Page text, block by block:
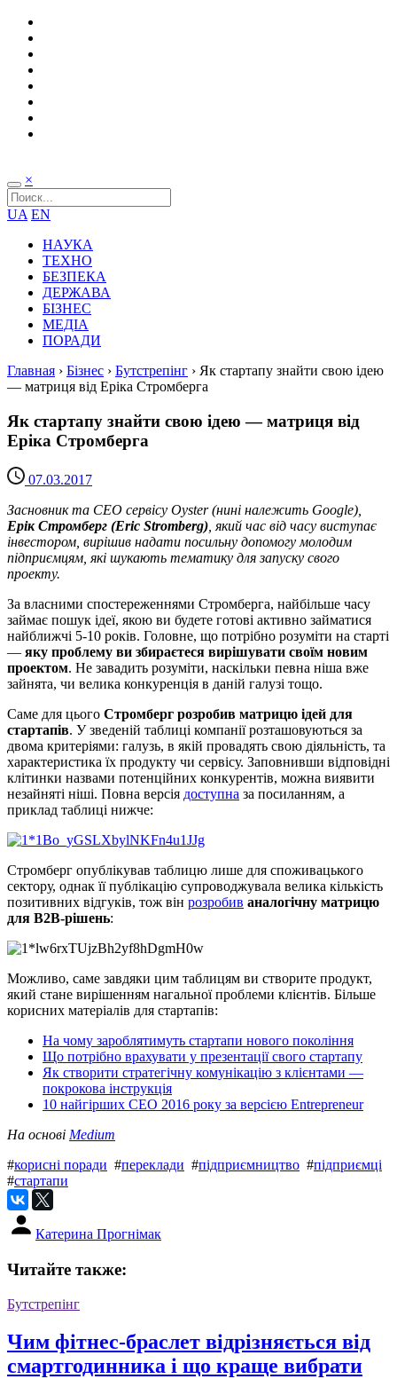
×
UA EN
НАУКА
ТЕХНО
БЕЗПЕКА
ДЕРЖАВА
БІЗНЕС
МЕДІА
ПОРАДИ
Главная › Бізнес › Бутстрепінг › Як стартапу знайти свою ідею
— матриця від Еріка Стромберга
Як стартапу знайти свою ідею — матриця від
Еріка Стромберга
07.03.2017
Засновник та CEO сервісу Oyster (нині належить Google),
Ерік Стромберг (Eric Stromberg), який час від часу виступає
інвестором, вирішив надати посильну допомогу молодим
підприємцям, які шукають тематику для запуску свого
проекту.
За власними спостереженнями Стромберга, найбільше часу
займає пошук ідеї, якою ви будете готові активно займатися
найближчі 5-10 років. Головне, що потрібно розуміти на старті
— яку проблему ви збираєтеся вирішувати своїм новим
проектом. Не завадить розуміти, наскільки певна ніша вже
зайнята, чи велика конкуренція в даній галузі тощо.
Саме для цього Стромберг розробив матрицю ідей для
стартапів. У зведеній таблиці компанії розташовуються за
двома критеріями: галузь, в якій провадять свою діяльність, та
характеристика їх продукту чи сервісу. Заповнивши відповідні
клітинки назвами потенційних конкурентів, можна виявити
незайняті ніші. Повна версія доступна за посиланням, а
приклад таблиці нижче:
Стромберг опублікував таблицю лише для споживацького
сектору, однак її публікацію супроводжувала велика кількість
позитивних відгуків, тож він розробив аналогічну матрицю
для B2B-рішень:
Можливо, саме завдяки цим таблицям ви створите продукт,
який стане вирішенням нагальної проблеми клієнтів. Більше
корисних матеріалів для стартапів:
На чому зароблятимуть стартапи нового покоління
Що потрібно врахувати у презентації свого стартапу
Як створити стратегічну комунікацію з клієнтами —
покрокова інструкція
10 найгірших CEO 2016 року за версією Entrepreneur
На основі Medium
#корисні поради #переклади #підприємництво #підприємці
#стартапи
Катерина Прогнімак
Читайте также:
Бутстрепінг
Чим фітнес-браслет відрізняється від
смартгодинника і що краще вибрати